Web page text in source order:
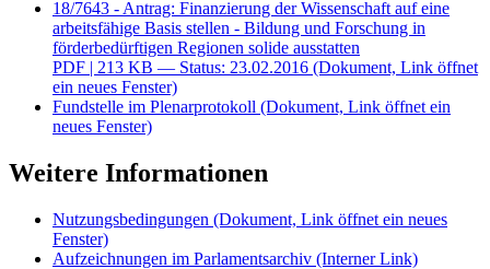
18/7643 - Antrag: Finanzierung der Wissenschaft auf eine
arbeitsfähige Basis stellen - Bildung und Forschung in
förderbedürftigen Regionen solide ausstatten
PDF | 213 KB — Status: 23.02.2016 (Dokument, Link öffnet
ein neues Fenster)
Fundstelle im Plenarprotokoll (Dokument, Link öffnet ein
neues Fenster)
Weitere Informationen
Nutzungsbedingungen (Dokument, Link öffnet ein neues
Fenster)
Aufzeichnungen im Parlamentsarchiv (Interner Link)